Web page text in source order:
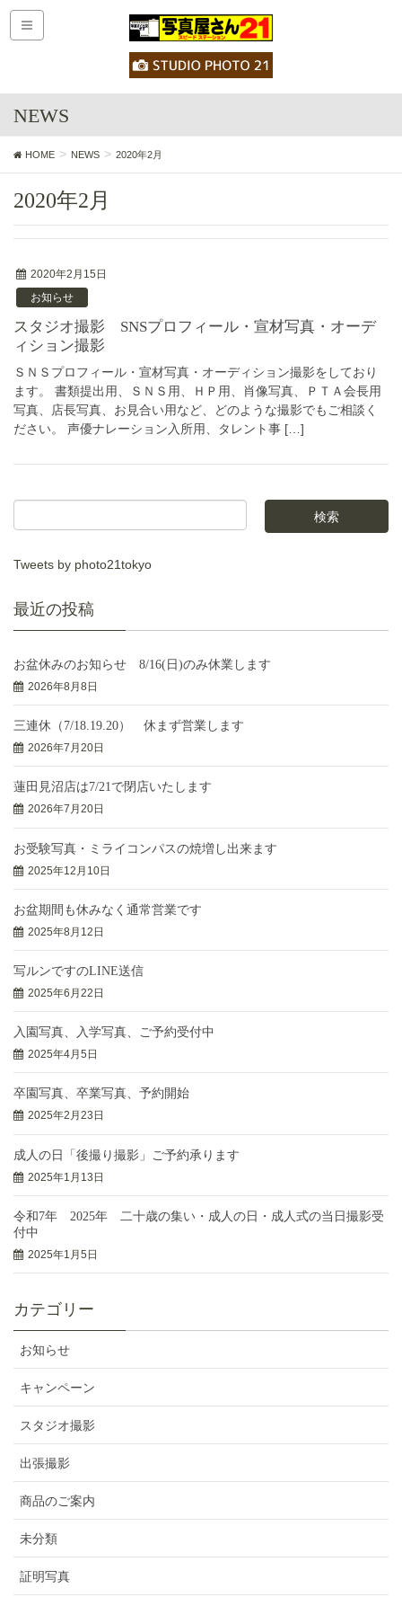
NEWS
HOME NEWS 2020年2月
2020年2月
2020年2月15日
お知らせ
スタジオ撮影 SNSプロフィール・宣材写真・オーデ
ィション撮影
ＳＮＳプロフィール・宣材写真・オーディション撮影をしており
ます。 書類提出用、ＳＮＳ用、ＨＰ用、肖像写真、ＰＴＡ会長用
写真、店長写真、お見合い用など、どのような撮影でもご相談く
ださい。 声優ナレーション入所用、タレント事 […]
Tweets by photo21tokyo
最近の投稿
お盆休みのお知らせ 8/16(日)のみ休業します
2026年8月8日
三連休（7/18.19.20） 休まず営業します
2026年7月20日
蓮田見沼店は7/21で閉店いたします
2026年7月20日
お受験写真・ミライコンパスの焼増し出来ます
2025年12月10日
お盆期間も休みなく通常営業です
2025年8月12日
写ルンですのLINE送信
2025年6月22日
入園写真、入学写真、ご予約受付中
2025年4月5日
卒園写真、卒業写真、予約開始
2025年2月23日
成人の日「後撮り撮影」ご予約承ります
2025年1月13日
令和7年 2025年 二十歳の集い・成人の日・成人式の当日撮影受
付中
2025年1月5日
カテゴリー
お知らせ
キャンペーン
スタジオ撮影
出張撮影
商品のご案内
未分類
証明写真